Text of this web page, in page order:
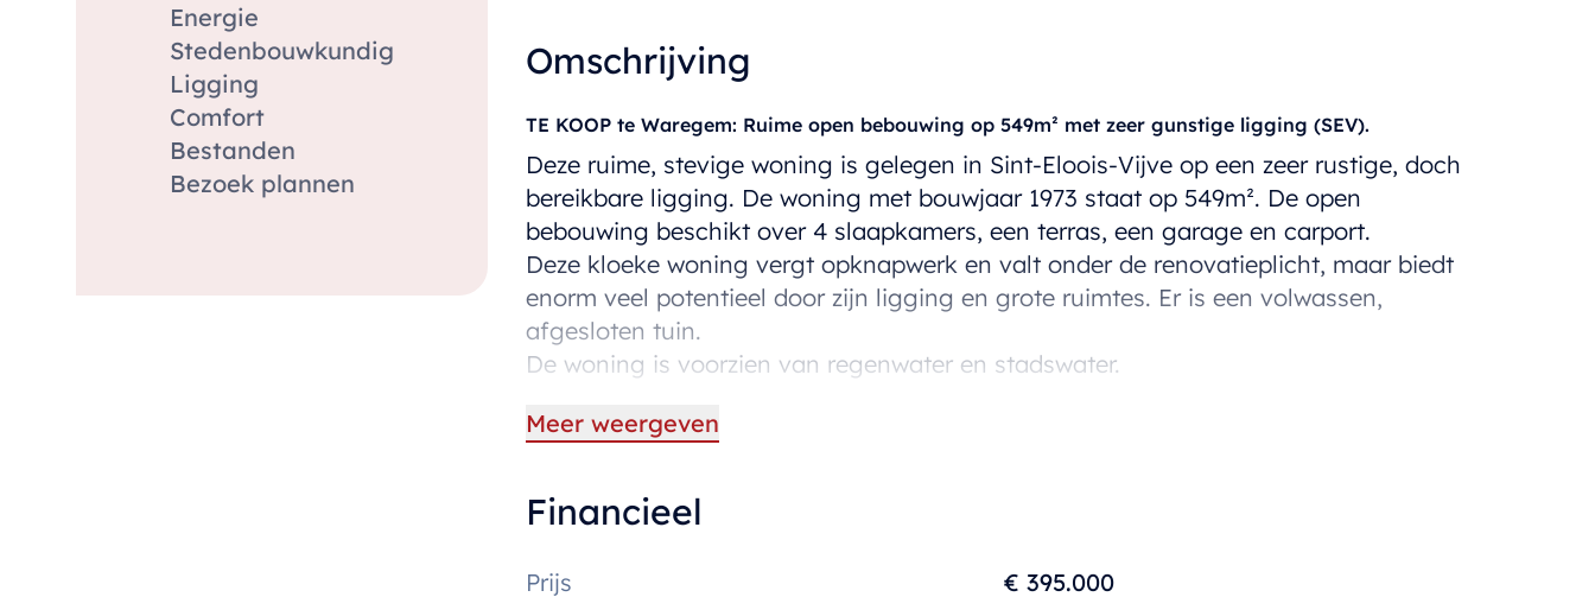
Energie
Stedenbouwkundig
Ligging
Comfort
Bestanden
Bezoek plannen
Omschrijving
TE KOOP te Waregem: Ruime open bebouwing op 549m² met zeer gunstige ligging (SEV).
Deze ruime, stevige woning is gelegen in Sint-Eloois-Vijve op een zeer rustige, doch
bereikbare ligging. De woning met bouwjaar 1973 staat op 549m². De open
bebouwing beschikt over 4 slaapkamers, een terras, een garage en carport.
Deze kloeke woning vergt opknapwerk en valt onder de renovatieplicht, maar biedt
enorm veel potentieel door zijn ligging en grote ruimtes. Er is een volwassen,
afgesloten tuin.
De woning is voorzien van regenwater en stadswater.
Indeling: inkom, mooie leefruimte, gesloten keuken, grote inpandige garage en
Op de eerste verdieping bevindt zich de nachthal, de badkamer en 4 volwaardige
slaapkamers.
Meer weergeven
Financieel
Prijs € 395.000